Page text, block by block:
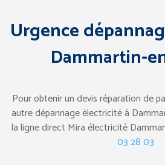
Urgence
Dammartin-
Pour obtenir un devis réparation de
autre dépannage électricité à
la ligne direct Mira électricité
03 28 03